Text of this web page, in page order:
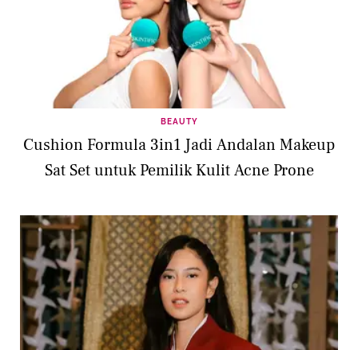
BEAUTY
Cushion Formula 3in1 Jadi Andalan Makeup
Sat Set untuk Pemilik Kulit Acne Prone